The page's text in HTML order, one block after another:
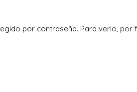
por contraseña. Para verlo, por